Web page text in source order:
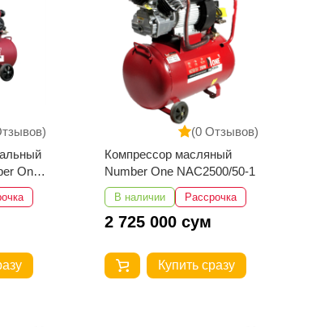
One
(0 Отзывов)
Компрессор масляный
Number One NAC2500/50-1
В наличии Рассрочка
2 725 000 сум
Купить сразу